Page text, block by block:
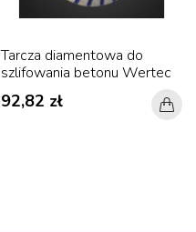
Tarcza diamentowa do
szlifowania betonu Wertec
92,82 zł